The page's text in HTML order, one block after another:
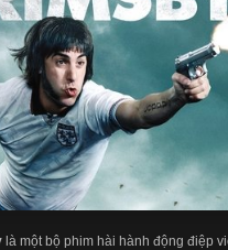
là một bộ phim hài hành động điệp